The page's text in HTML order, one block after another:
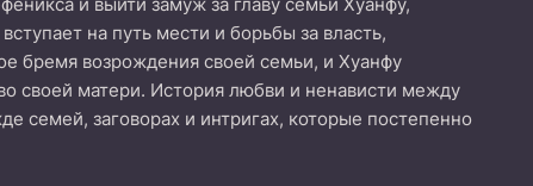
на путь мести и борьбы за власть,
бремя возрождения своей семьи, и Хуанфу
своей матери. История любви и ненависти между
семей, заговорах и интригах, которые постепенно